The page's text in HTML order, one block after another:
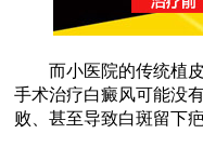
而小医院的传统植皮
手术治疗白癜风可能没
败、甚至导致白斑留下